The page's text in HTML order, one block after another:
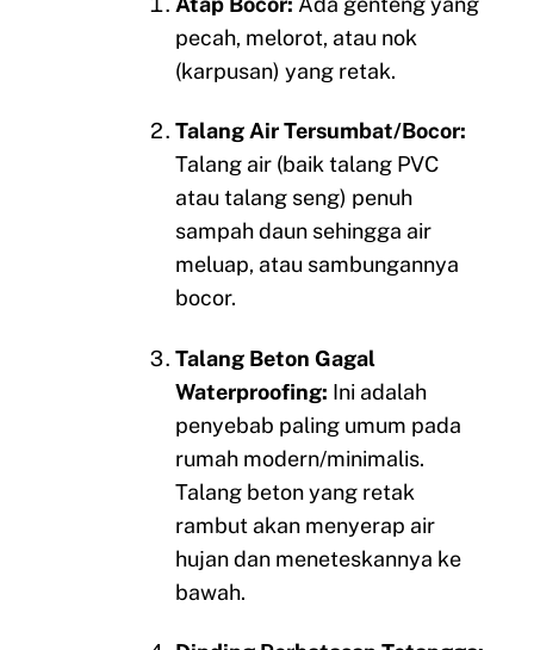
pecah, melorot, atau nok
(karpusan) yang retak.
Talang Air Tersumbat/Bocor:
Talang air (baik talang PVC
atau talang seng) penuh
sampah daun sehingga air
meluap, atau sambungannya
bocor.
Talang Beton Gagal
Waterproofing: Ini adalah
penyebab paling umum pada
rumah modern/minimalis.
Talang beton yang retak
rambut akan menyerap air
hujan dan meneteskannya ke
bawah.